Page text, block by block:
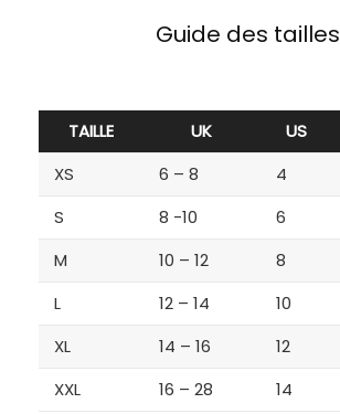
Guide des tailles
TAILLE UK US
XS
6 – 8 4
S
8 -10 6
M
10 – 12 8
L
12 – 14 10
XL
14 – 16 12
XXL
16 – 28 14